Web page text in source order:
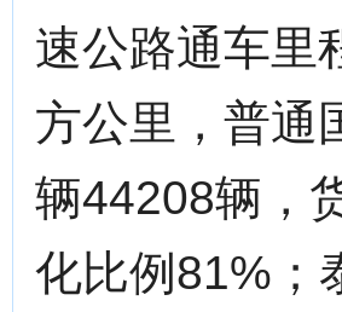
速公路通车里
方公里，普通
辆44208辆，
化比例81%；